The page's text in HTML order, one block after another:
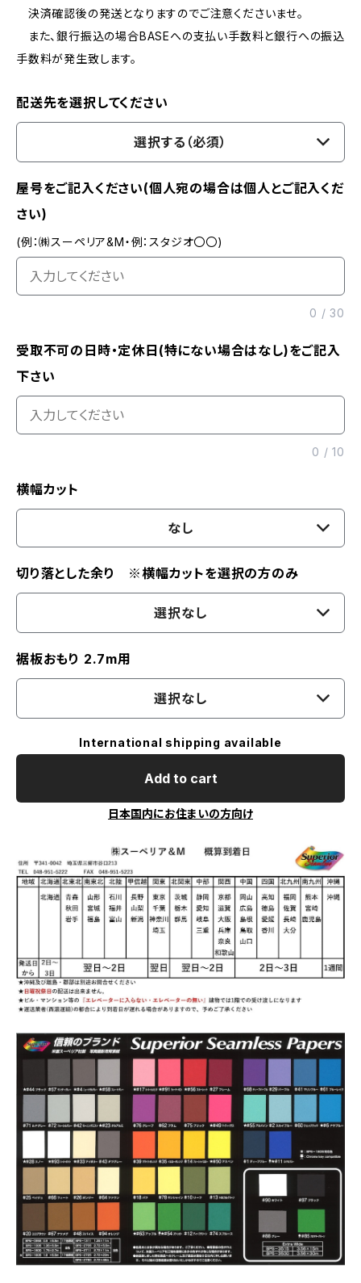
決済確認後の発送となりますのでご注意くださいませ。
また、銀行振込の場合BASEへの支払い手数料と銀行への振込
手数料が発生致します。
配送先を選択してください
選択する（必須）
屋号をご記入ください(個人宛の場合は個人とご記入くだ
さい)
(例：㈱スーペリア&M・例：スタジオ〇〇)
0 /30
受取不可の日時・定休日(特にない場合はなし)をご記入
下さい
0 /10
横幅カット
なし
切り落とした余り ※横幅カットを選択の方のみ
選択なし
裾板おもり 2.7m用
選択なし
International shipping available
Add to cart
日本国内にお住まいの方向け